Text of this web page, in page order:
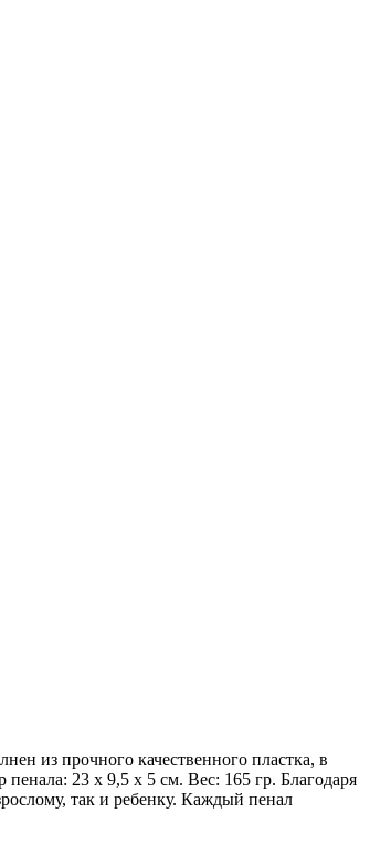
из прочного качественного пластка, в
23 х 9,5 х 5 см. Вес: 165 гр. Благодаря
так и ребенку. Каждый пенал